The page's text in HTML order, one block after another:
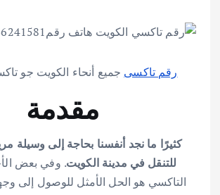
رقم تاكسى جميع أنحاء الكويت جو
مقدمة
كثيرًا ما نجد أنفسنا بحاجة إلى وسيلة
للتنقل في مدينة الكويت. وفي بعض
التاكسي هو الحل الأمثل للوصول إلى